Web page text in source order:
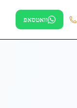
וואטסאפ